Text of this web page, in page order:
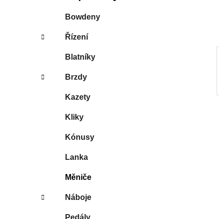
n
Bowdeny
Řízení
Blatníky
Brzdy
Kazety
Kliky
Kónusy
Lanka
Měniče
Náboje